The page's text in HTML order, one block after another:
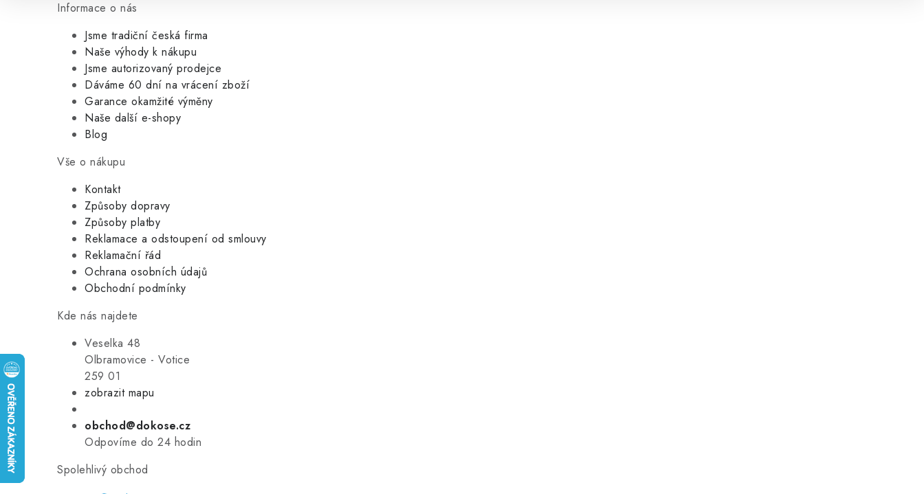
Informace o nás
Jsme tradiční česká firma
Naše výhody k nákupu
Jsme autorizovaný prodejce
Dáváme 60 dní na vrácení zboží
Garance okamžité výměny
Naše další e-shopy
Blog
Vše o nákupu
Kontakt
Způsoby dopravy
Způsoby platby
Reklamace a odstoupení od smlouvy
Reklamační řád
Ochrana osobních údajů
Obchodní podmínky
Kde nás najdete
Veselka 48
Olbramovice - Votice
259 01
zobrazit mapu
obchod@dokose.cz
Odpovíme do 24 hodin
Spolehlivý obchod